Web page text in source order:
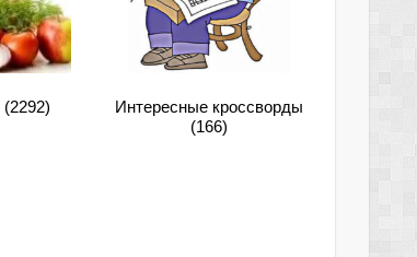
(2292)
Интересные кроссворды
(166)